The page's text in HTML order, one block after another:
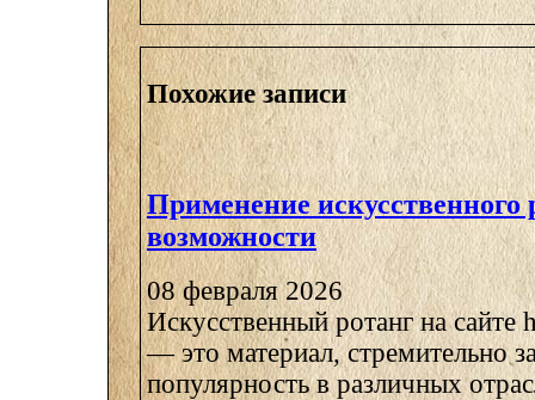
Похожие записи
Применение
возможности
08 февраля 2026
Искусственный ротанг на
— это материал, стремительно
популярность в различных